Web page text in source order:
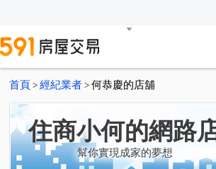
首頁 > 經紀業者 > 何恭慶的店舖
住商小何的網路
幫你實現成家的夢想